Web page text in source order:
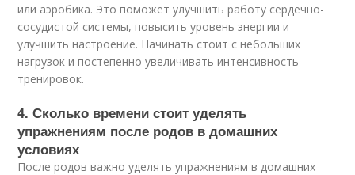
или аэробика. Это поможет улучшить работу сердечно-
сосудистой системы, повысить уровень энергии и
улучшить настроение. Начинать стоит с небольших
нагрузок и постепенно увеличивать интенсивность
тренировок.
4. Сколько времени стоит уделять
упражнениям после родов в домашних
условиях
После родов важно уделять упражнениям в домашних